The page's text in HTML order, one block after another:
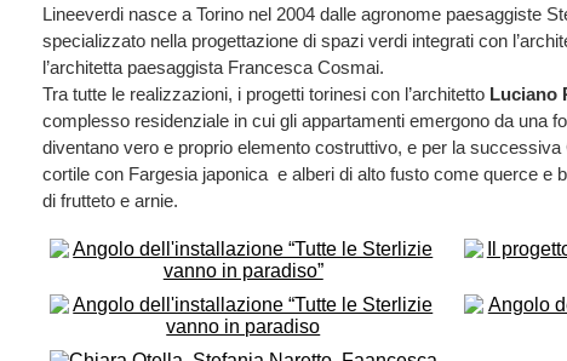
Lineeverdi nasce a Torino nel 2004 dalle agronome paesaggiste
specializzato nella progettazione di spazi verdi integrati con
l’architetta paesaggista Francesca Cosmai.
Tra tutte le realizzazioni, i progetti torinesi con l’architetto Luciano
complesso residenziale in cui gli appartamenti emergono da una
diventano vero e proprio elemento costruttivo, e per la
cortile con Fargesia japonica e alberi di alto fusto come querce e
di frutteto e arnie.